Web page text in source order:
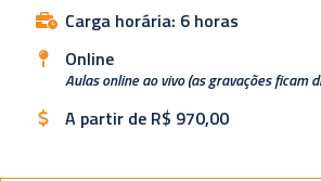
Carga horária: 6 horas
Online
Aulas online ao vivo (as gravações ficam
A partir de R$ 970,00